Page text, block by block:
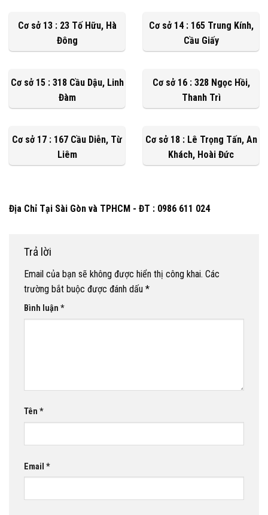
Cơ sở 13 : 23 Tố Hữu, Hà
Đông
Cơ sở 14 : 165 Trung Kính,
Cầu Giấy
Cơ sở 15 : 318 Cầu Dậu, Linh
Đàm
Cơ sở 16 : 328 Ngọc Hồi,
Thanh Trì
Cơ sở 17 : 167 Cầu Diễn, Từ
Liêm
Cơ sở 18 : Lê Trọng Tấn, An
Khách, Hoài Đức
Địa Chỉ Tại Sài Gòn và TPHCM - ĐT : 0986 611 024
Trả lời
Email của bạn sẽ không được hiển thị công khai. Các
trường bắt buộc được đánh dấu *
Bình luận *
Tên *
Email *